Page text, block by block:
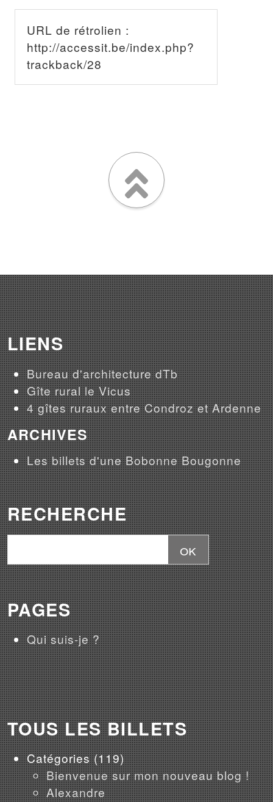
URL de rétrolien :
http://accessit.be/index.php?
trackback/28
LIENS
Bureau d'architecture dTb
Gîte rural le Vicus
4 gîtes ruraux entre Condroz et Ardenne
ARCHIVES
Les billets d'une Bobonne Bougonne
RECHERCHE
PAGES
Qui suis-je ?
TOUS LES BILLETS
Catégories(119)
Bienvenue sur mon nouveau blog !
Alexandre